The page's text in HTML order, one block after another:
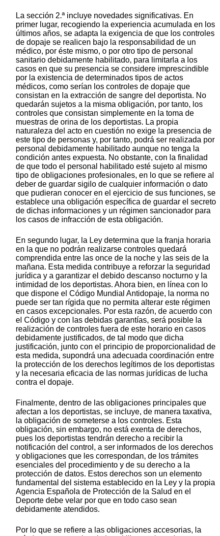
La sección 2.ª incluye novedades significativas. En
primer lugar, recogiendo la experiencia acumulada en los
últimos años, se adapta la exigencia de que los controles
de dopaje se realicen bajo la responsabilidad de un
médico, por éste mismo, o por otro tipo de personal
sanitario debidamente habilitado, para limitarla a los
casos en que su presencia se considere imprescindible
por la existencia de determinados tipos de actos
médicos, como serían los controles de dopaje que
consistan en la extracción de sangre del deportista. No
quedarán sujetos a la misma obligación, por tanto, los
controles que consistan simplemente en la toma de
muestras de orina de los deportistas. La propia
naturaleza del acto en cuestión no exige la presencia de
este tipo de personas y, por tanto, podrá ser realizada por
personal debidamente habilitado aunque no tenga la
condición antes expuesta. No obstante, con la finalidad
de que todo el personal habilitado esté sujeto al mismo
tipo de obligaciones profesionales, en lo que se refiere al
deber de guardar sigilo de cualquier información o dato
que pudieran conocer en el ejercicio de sus funciones, se
establece una obligación específica de guardar el secreto
de dichas informaciones y un régimen sancionador para
los casos de infracción de esta obligación.
En segundo lugar, la Ley determina que la franja horaria
en la que no podrán realizarse controles quedará
comprendida entre las once de la noche y las seis de la
mañana. Esta medida contribuye a reforzar la seguridad
jurídica y a garantizar el debido descanso nocturno y la
intimidad de los deportistas. Ahora bien, en línea con lo
que dispone el Código Mundial Antidopaje, la norma no
puede ser tan rígida que no permita alterar este régimen
en casos excepcionales. Por esta razón, de acuerdo con
el Código y con las debidas garantías, será posible la
realización de controles fuera de este horario en casos
debidamente justificados, de tal modo que dicha
justificación, junto con el principio de proporcionalidad de
esta medida, supondrá una adecuada coordinación entre
la protección de los derechos legítimos de los deportistas
y la necesaria eficacia de las normas jurídicas de lucha
contra el dopaje.
Finalmente, dentro de las obligaciones principales que
afectan a los deportistas, se incluye, de manera taxativa,
la obligación de someterse a los controles. Esta
obligación, sin embargo, no está exenta de derechos,
pues los deportistas tendrán derecho a recibir la
notificación del control, a ser informados de los derechos
y obligaciones que les correspondan, de los trámites
esenciales del procedimiento y de su derecho a la
protección de datos. Estos derechos son un elemento
fundamental del sistema establecido en la Ley y la propia
Agencia Española de Protección de la Salud en el
Deporte debe velar por que en todo caso sean
debidamente atendidos.
Por lo que se refiere a las obligaciones accesorias, la